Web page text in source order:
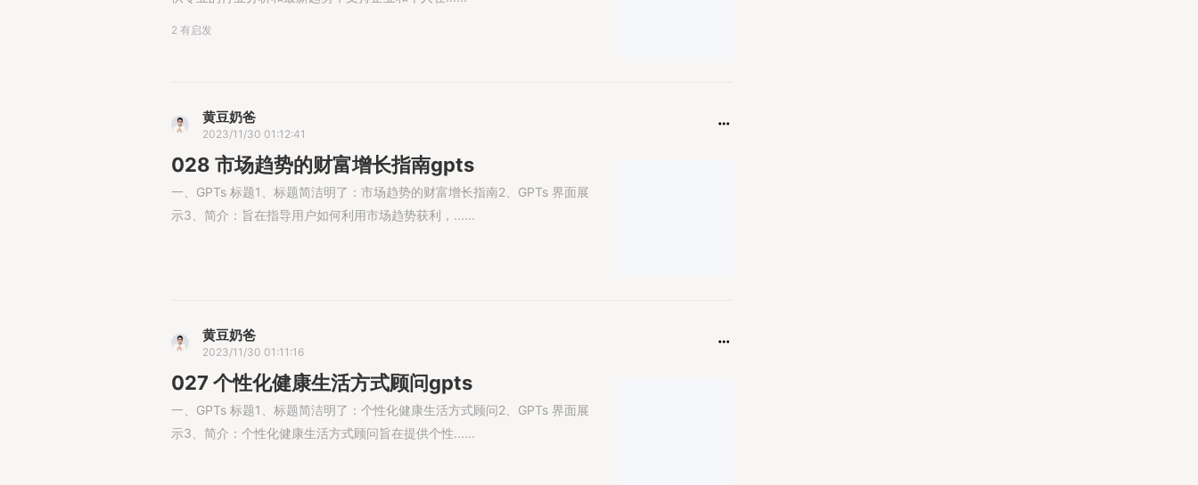
2 有启发
黄豆奶爸
2023/11/30 01:12:41
028 市场趋势的财富增长指南gpts
一、GPTs 标题1、标题简洁明了：市场趋势的财富增长指南2、GPTs 界面展
示3、简介：旨在指导用户如何利用市场趋势获利，......
黄豆奶爸
2023/11/30 01:11:16
027 个性化健康生活方式顾问gpts
一、GPTs 标题1、标题简洁明了：个性化健康生活方式顾问2、GPTs 界面展
示3、简介：个性化健康生活方式顾问旨在提供个性......